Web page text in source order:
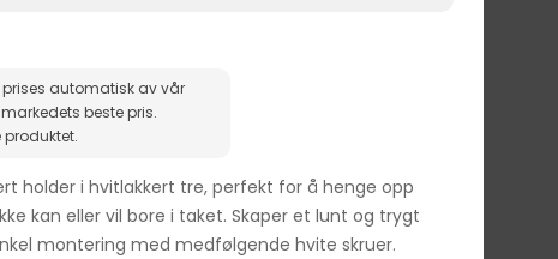
prises automatisk av vår
holder i hvitlakkert tre, perfekt for å henge opp
kan eller vil bore i taket. Skaper et lunt og trygt
montering med medfølgende hvite skruer.